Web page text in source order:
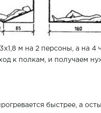
м на 2 персоны, а на 4
к полкам, и получаем
быстрее, а